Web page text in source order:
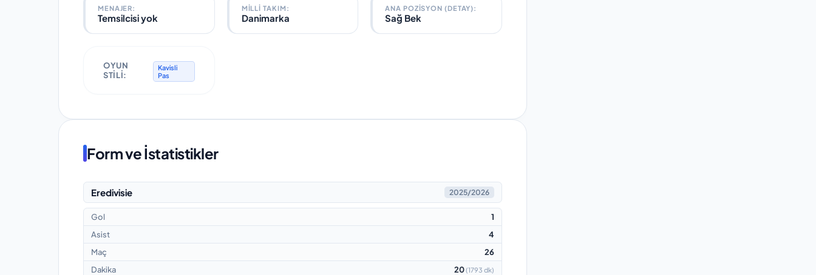
MENAJER:
Temsilcisi yok
MILLI TAKIM :
Danimarka
ANA POZISYON (DETAY):
Sağ Bek
OYUN
STILI:
Kavisli
Pas
Form ve İstatistikler
Eredivisie 2025/2026
Gol
1
Asist
4
Maç
26
Dakika
20(1793 dk)